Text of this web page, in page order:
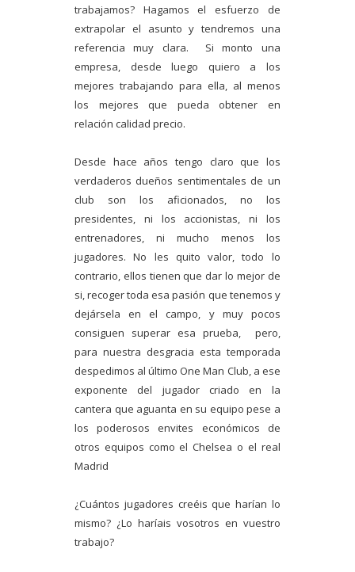
trabajamos? Hagamos el esfuerzo de
extrapolar el asunto y tendremos una
referencia muy clara. Si monto una
empresa, desde luego quiero a los
mejores trabajando para ella, al menos
los mejores que pueda obtener en
relación calidad precio.
Desde hace años tengo claro que los
verdaderos dueños sentimentales de un
club son los aficionados, no los
presidentes, ni los accionistas, ni los
entrenadores, ni mucho menos los
jugadores. No les quito valor, todo lo
contrario, ellos tienen que dar lo mejor de
si, recoger toda esa pasión que tenemos y
dejársela en el campo, y muy pocos
consiguen superar esa prueba, pero,
para nuestra desgracia esta temporada
despedimos al último One Man Club, a ese
exponente del jugador criado en la
cantera que aguanta en su equipo pese a
los poderosos envites económicos de
otros equipos como el Chelsea o el real
Madrid
¿Cuántos jugadores creéis que harían lo
mismo? ¿Lo haríais vosotros en vuestro
trabajo?